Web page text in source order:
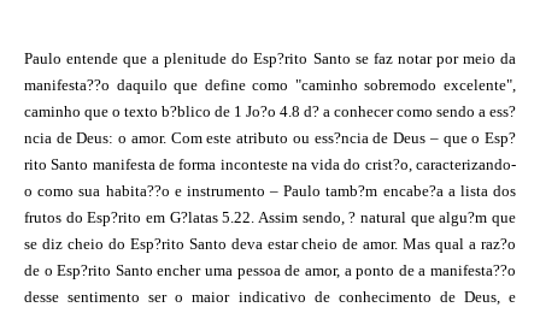
Paulo entende que a plenitude do Esp?rito Santo se faz notar por meio da
manifesta??o daquilo que define como "caminho sobremodo excelente",
caminho que o texto b?blico de 1 Jo?o 4.8 d? a conhecer como sendo a ess?
ncia de Deus: o amor. Com este atributo ou ess?ncia de Deus – que o Esp?
rito Santo manifesta de forma inconteste na vida do crist?o, caracterizando-
o como sua habita??o e instrumento – Paulo tamb?m encabe?a a lista dos
frutos do Esp?rito em G?latas 5.22. Assim sendo, ? natural que algu?m que
se diz cheio do Esp?rito Santo deva estar cheio de amor. Mas qual a raz?o
de o Esp?rito Santo encher uma pessoa de amor, a ponto de a manifesta??o
desse sentimento ser o maior indicativo de conhecimento de Deus, e